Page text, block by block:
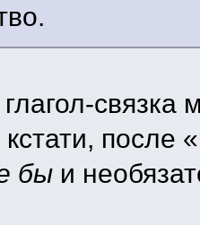
связка
кстати, после
быи